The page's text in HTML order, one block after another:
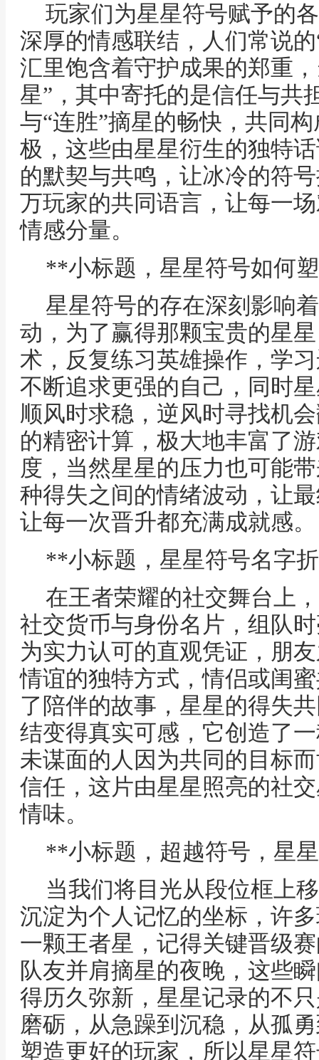
玩家们为星星符号赋予的
深厚的情感联结，人们常说
汇里饱含着守护成果的郑重
星”，其中寄托的是信任与共
与“连胜”摘星的畅快，共同
极，这些由星星衍生的独特
的默契与共鸣，让冰冷的符
万玩家的共同语言，让每一
情感分量。
**小标题，星星符号如何
星星符号的存在深刻影响
动，为了赢得那颗宝贵的星
术，反复练习英雄操作，学
不断追求更强的自己，同时
顺风时求稳，逆风时寻找机
的精密计算，极大地丰富了
度，当然星星的压力也可能
种得失之间的情绪波动，让
让每一次晋升都充满成就感。
**小标题，星星符号名字
在王者荣耀的社交舞台上
社交货币与身份名片，组队
为实力认可的直观凭证，朋
情谊的独特方式，情侣或闺
了陪伴的故事，星星的得失
结变得真实可感，它创造了
未谋面的人因为共同的目标
信任，这片由星星照亮的社
情味。
**小标题，超越符号，星
当我们将目光从段位框上
沉淀为个人记忆的坐标，许
一颗王者星，记得关键晋级
队友并肩摘星的夜晚，这些
得历久弥新，星星记录的不
磨砺，从急躁到沉稳，从孤
塑造更好的玩家，所以星星